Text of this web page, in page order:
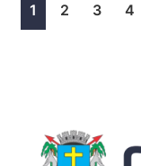
1 2 3 4